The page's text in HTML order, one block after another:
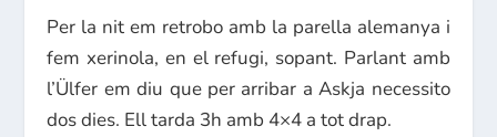
Per la nit em retrobo amb la parella alemanya i
fem xerinola, en el refugi, sopant. Parlant amb
l’Ülfer em diu que per arribar a Askja necessito
dos dies. Ell tarda 3h amb 4×4 a tot drap.